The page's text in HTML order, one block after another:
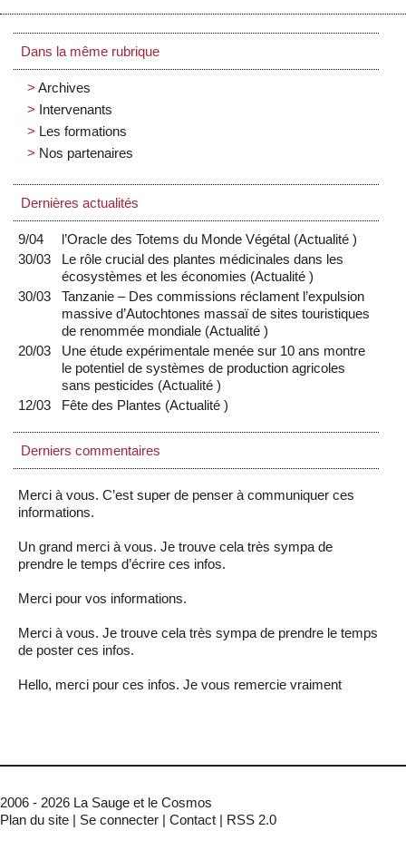
Dans la même rubrique
Archives
Intervenants
Les formations
Nos partenaires
Dernières actualités
9/04 l’Oracle des Totems du Monde Végétal (Actualité)
30/03
Le rôle crucial des plantes médicinales dans les
écosystèmes et les économies (Actualité)
30/03
Tanzanie – Des commissions réclament l’expulsion
massive d’Autochtones massaï de sites touristiques
de renommée mondiale (Actualité)
20/03
Une étude expérimentale menée sur 10 ans montre
le potentiel de systèmes de production agricoles
sans pesticides (Actualité)
12/03
Fête des Plantes (Actualité)
Derniers commentaires
Merci à vous. C’est super de penser à communiquer ces
informations.
Un grand merci à vous. Je trouve cela très sympa de
prendre le temps d’écrire ces infos.
Merci pour vos informations.
Merci à vous. Je trouve cela très sympa de prendre le temps
de poster ces infos.
Hello, merci pour ces infos. Je vous remercie vraiment
2006 - 2026 La Sauge et le Cosmos
Plan du site | Se connecter | Contact | RSS 2.0